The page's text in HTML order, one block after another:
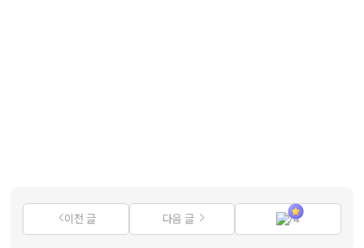
이전 글 다음 글 74